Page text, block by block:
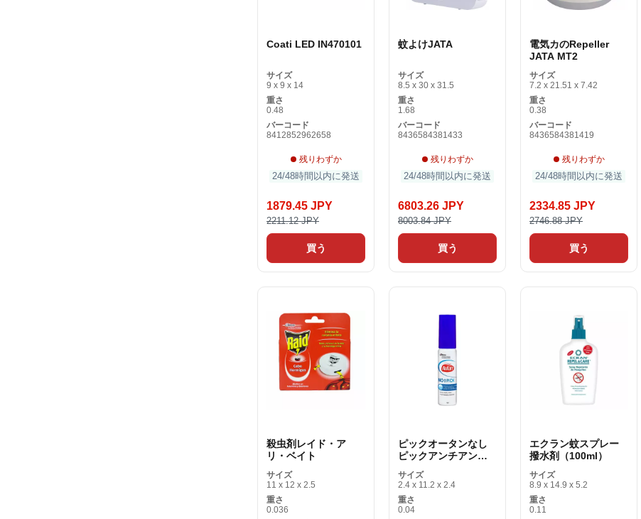
Coati LED IN470101
サイズ
9 x 9 x 14
重さ
0.48
バーコード
8412852962658
残りわずか
24/48時間以内に発送
1879.45 JPY
2211.12 JPY
買う
蚊よけJATA
サイズ
8.5 x 30 x 31.5
重さ
1.68
バーコード
8436584381433
残りわずか
24/48時間以内に発送
6803.26 JPY
8003.84 JPY
買う
電気カのRepeller
JATA MT2
サイズ
7.2 x 21.51 x 7.42
重さ
0.38
バーコード
8436584381419
残りわずか
24/48時間以内に発送
2334.85 JPY
2746.88 JPY
買う
殺虫剤レイド・ア
リ・ベイト
サイズ
11 x 12 x 2.5
重さ
0.036
ピックオータンなし
ピックアンチアンチ
トル）25ミリリット
サイズ
2.4 x 11.2 x 2.4
重さ
0.04
エクラン蚊スプレー
撥水剤（100ml）
サイズ
8.9 x 14.9 x 5.2
重さ
0.11